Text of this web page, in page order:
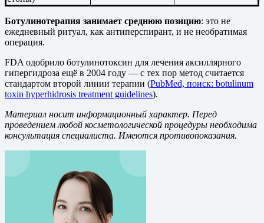
Ботулинотерапия занимает среднюю позицию: это не
ежедневный ритуал, как антиперспирант, и не необратимая
операция.
FDA одобрило ботулинотоксин для лечения аксиллярного
гипергидроза ещё в 2004 году — с тех пор метод считается
стандартом второй линии терапии (PubMed, поиск: botulinum
toxin hyperhidrosis treatment guidelines).
Материал носит информационный характер. Перед
проведением любой косметологической процедуры необходима
консультация специалиста. Имеются противопоказания.